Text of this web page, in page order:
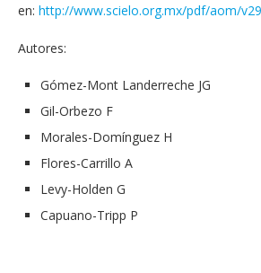
en: http://www.scielo.org.mx/pdf/aom/
Autores:
Gómez-Mont Landerreche JG
Gil-Orbezo F
Morales-Domínguez H
Flores-Carrillo A
Levy-Holden G
Capuano-Tripp P